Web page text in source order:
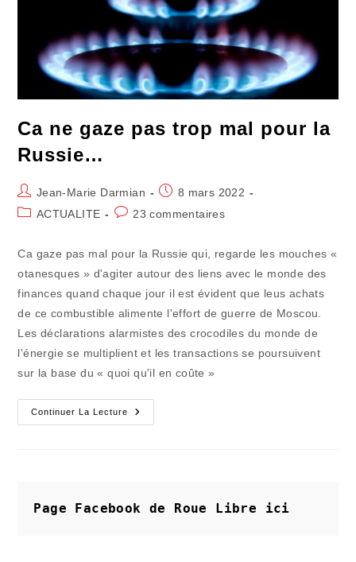
Ca ne gaze pas trop mal pour la
Russie…
Auteur/autrice
de
Jean-Marie Darmian
Publication
8 mars 2022
PostACTUALITE
Commentaires
publication :
23 commentaires
Ca gaze pas mal pour la Russie qui, regarde les mouches «
otanesques » d'agiter autour des liens avec le monde des
finances quand chaque jour il est évident que leus achats
de ce combustible alimente l'effort de guerre de Moscou.
Les déclarations alarmistes des crocodiles du monde de
l'énergie se multiplient et les transactions se poursuivent
sur la base du « quoi qu'il en coûte »
Continuer La Lecture
Ca
Ne
Russie…
Page Facebook de Roue Libre ici